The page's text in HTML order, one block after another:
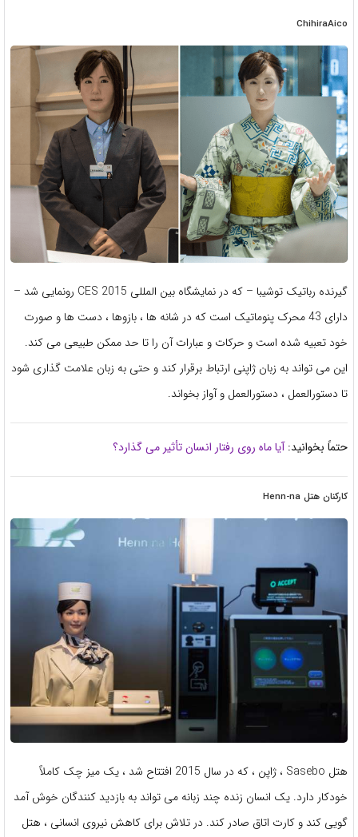
ChihiraAico
گیرنده رباتیک توشیبا – که در نمایشگاه بین المللی CES 2015 رونمایی شد –
دارای 43 محرک پنوماتیک است که در شانه ها ، بازوها ، دست ها و صورت
خود تعبیه شده است و حرکات و عبارات آن را تا حد ممکن طبیعی می کند.
این می تواند به زبان ژاپنی ارتباط برقرار کند و حتی به زبان علامت گذاری شود
تا دستورالعمل ، دستورالعمل و آواز بخواند.
حتماً بخوانید:آیا ماه روی رفتار انسان تأثیر می گذارد؟
کارکنان هتل Henn-na
هتل Sasebo ، ژاپن ، که در سال 2015 افتتاح شد ، یک میز چک کاملاً
خودکار دارد. یک انسان زنده چند زبانه می تواند به بازدید کنندگان خوش آمد
گویی کند و کارت اتاق صادر کند. در تلاش برای کاهش نیروی انسانی ، هتل